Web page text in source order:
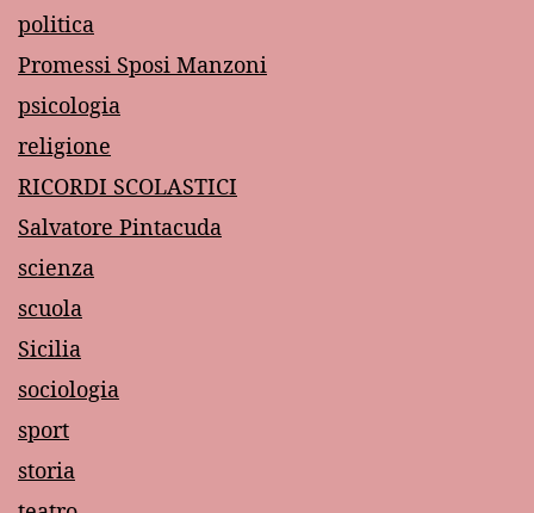
politica
Promessi Sposi Manzoni
psicologia
religione
RICORDI SCOLASTICI
Salvatore Pintacuda
scienza
scuola
Sicilia
sociologia
sport
storia